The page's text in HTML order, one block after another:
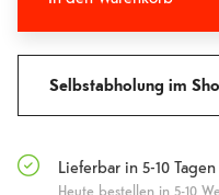
Selbstabholung im
Lieferbar in 5-10 Tagen
Heute bestellen in 5-10